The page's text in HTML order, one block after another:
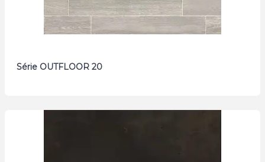
Série OUTFLOOR 20